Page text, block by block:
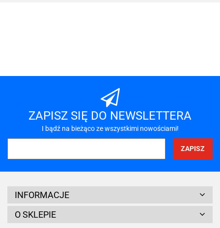
A-LAN
ZAPISZ SIĘ DO NEWSLETTERA
I bądź na bieżąco ze wszystkimi nowościami!
INFORMACJE
O SKLEPIE